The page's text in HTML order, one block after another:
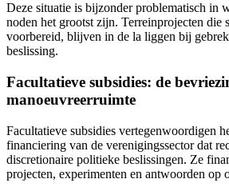
Deze situatie is bijzonder problematisch in
noden het grootst zijn. Terreinprojecten die
voorbereid, blijven in de la liggen bij
beslissing.
Facultatieve subsidies: de
manoeuvreerruimte
Facultatieve subsidies vertegenwoordigen
financiering van de verenigingssector dat
discretionaire politieke beslissingen. Ze
projecten, experimenten en antwoorden op